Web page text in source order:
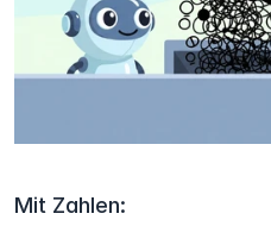
Mit Zahlen: